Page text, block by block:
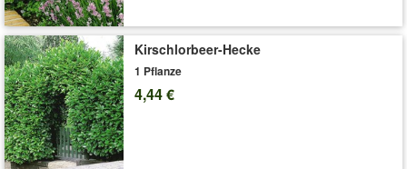
Kirschlorbeer-Hecke
1 Pflanze
4,44 €